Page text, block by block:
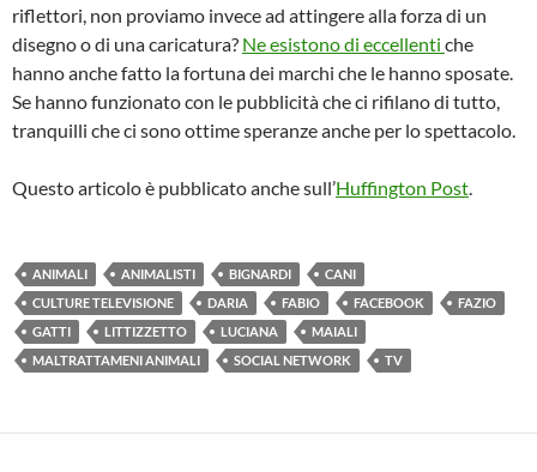
riflettori, non proviamo invece ad attingere alla forza di un
disegno o di una caricatura? Ne esistono di eccellenti che
hanno anche fatto la fortuna dei marchi che le hanno sposate.
Se hanno funzionato con le pubblicità che ci rifilano di tutto,
tranquilli che ci sono ottime speranze anche per lo spettacolo.
Questo articolo è pubblicato anche sull’Huffington Post.
ANIMALI ANIMALISTI BIGNARDI
CANI
CULTURE TELEVISIONE
DARIA FABIO FACEBOOK
FAZIO
GATTI
LITTIZZETTO LUCIANA
MAIALI
MALTRATTAMENI ANIMALI
SOCIAL NETWORK TV